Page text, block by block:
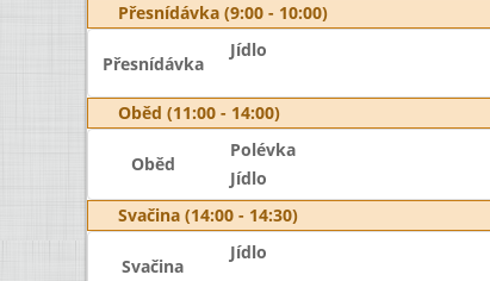
Přesnídávka (9:00 - 10:00)
Přesnídávka
Jídlo
Oběd (11:00 - 14:00)
Oběd
Polévka
Jídlo
Svačina (14:00 - 14:30)
Svačina
Jídlo